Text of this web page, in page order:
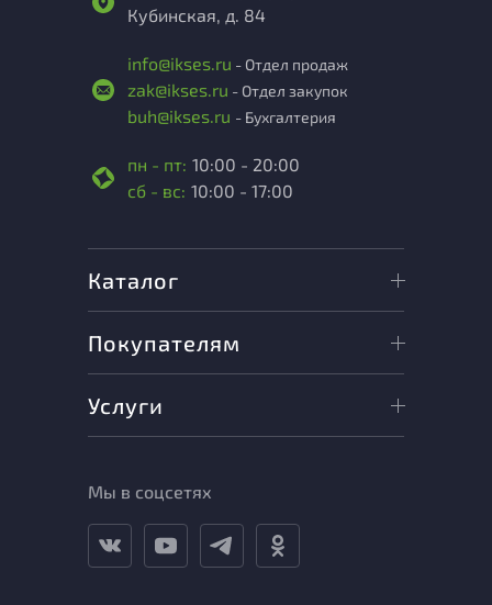
Кубинская, д. 84
info@ikses.ru - Отдел продаж
zak@ikses.ru - Отдел закупок
buh@ikses.ru - Бухгалтерия
пн - пт: 10:00 - 20:00
сб - вс: 10:00 - 17:00
Каталог
Покупателям
Услуги
Мы в соцсетях